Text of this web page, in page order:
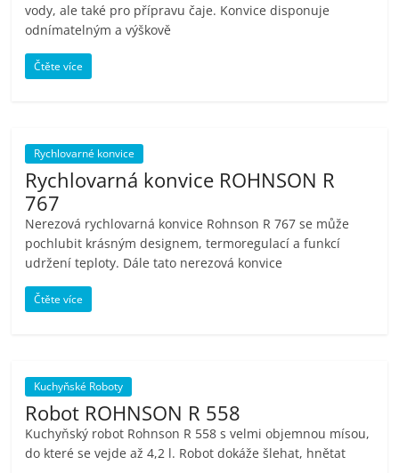
vody, ale také pro přípravu čaje. Konvice disponuje
odnímatelným a výškově
Čtěte více
Rychlovarné konvice
Rychlovarná konvice ROHNSON R
767
Nerezová rychlovarná konvice Rohnson R 767 se může
pochlubit krásným designem, termoregulací a funkcí
udržení teploty. Dále tato nerezová konvice
Čtěte více
Kuchyňské Roboty
Robot ROHNSON R 558
Kuchyňský robot Rohnson R 558 s velmi objemnou mísou,
do které se vejde až 4,2 l. Robot dokáže šlehat, hnětat